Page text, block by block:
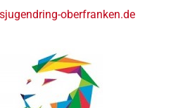
oberfranken.de